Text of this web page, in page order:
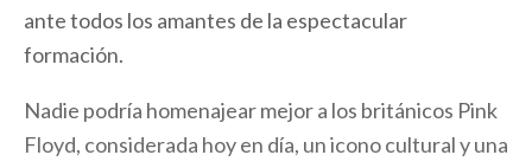
ante todos los amantes de la espectacular
formación.
Nadie podría homenajear mejor a los británicos Pink
Floyd, considerada hoy en día, un icono cultural y una